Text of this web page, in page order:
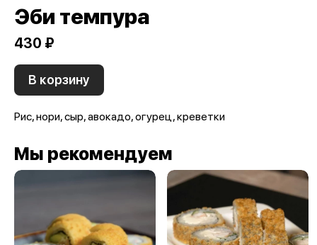
Эби темпура
430 ₽
В корзину
Рис, нори, сыр, авокадо, огурец, креветки
Мы рекомендуем